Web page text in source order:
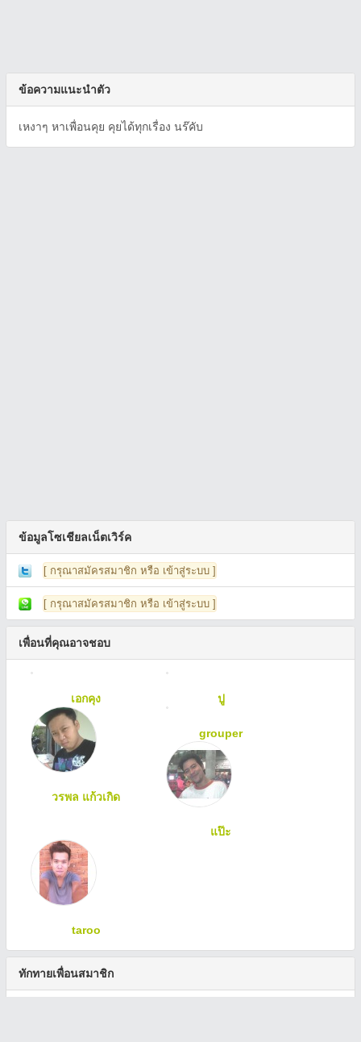
ข้อความแนะนำตัว
เหงาๆ หาเพื่อนคุย คุยได้ทุกเรื่อง นร๊คับ
ข้อมูลโซเชียลเน็ตเวิร์ค
[ กรุณาสมัครสมาชิก หรือ เข้าสู่ระบบ ]
[ กรุณาสมัครสมาชิก หรือ เข้าสู่ระบบ ]
เพื่อนที่คุณอาจชอบ
เอกคุง ปู
วรพล แก้วเกิด
grouper
แป๊ะ
taroo
ทักทายเพื่อนสมาชิก